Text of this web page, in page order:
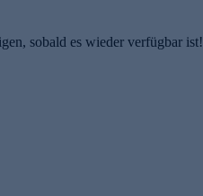
sobald es wieder verfügbar ist!